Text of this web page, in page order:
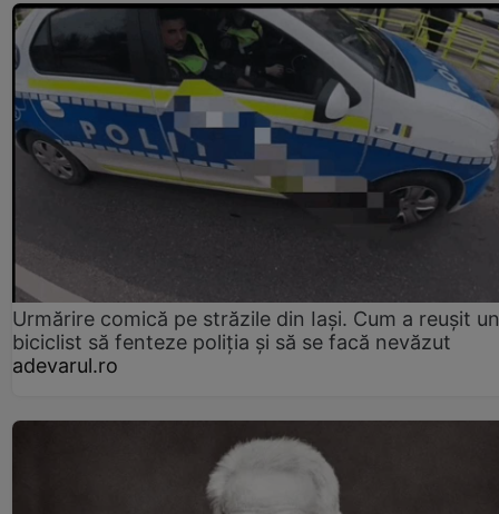
Urmărire comică pe străzile din Iași. Cum a reușit un
biciclist să fenteze poliția și să se facă nevăzut
adevarul.ro